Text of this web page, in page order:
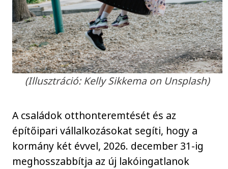
(Illusztráció: Kelly Sikkema on Unsplash)
A családok otthonteremtését és az
építőipari vállalkozásokat segíti, hogy a
kormány két évvel, 2026. december 31-ig
meghosszabbítja az új lakóingatlanok